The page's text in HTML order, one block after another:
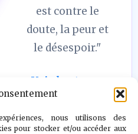
nous utilisons des
pour stocker et/ou accéder aux
est contre le
doute, la peur et
le désespoir."
Voir l auteur